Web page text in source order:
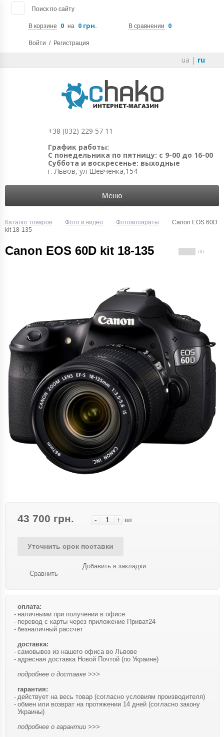
Поиск по сайту
В корзине 0 на 0 грн. В сравнении 0
Войти / Регистрация
ua | ru
+38 (032) 229 57 11
График работы:
С понедельника по пятницу: с 9-00 до 16-00
Суббота и воскресенье: выходные
г. Львов, ул Шевченка,154
Меню
Каталог товаров Фото и видео Фотоаппараты
Canon EOS 60D
kit 18-135
Canon EOS 60D kit 18-135 ( 0 )
43 700 грн. - + шт
Уточнить срок поставки
Сравнить
Добавить в закладки
оплата:
наличными при получении в офисе
перевод с карты через приложение Приват24
безналичный рассчет
доставка:
самовывоз из нашего офиса во Львове
адресная доставка Новой Почтой (по Украине)
подробнее о доставке >>>
гарантия:
действует на весь товар (согласно условиям производителя)
обмен или возврат на протяжении 14 дней (согласно закону
Украины)
подробнее о гарантии >>>